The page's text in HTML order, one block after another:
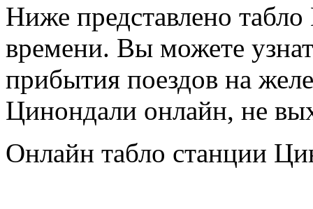
Ниже представлено
времени. Вы можете
прибытия поездов на
Цинондали онлайн, не
Онлайн табло станции